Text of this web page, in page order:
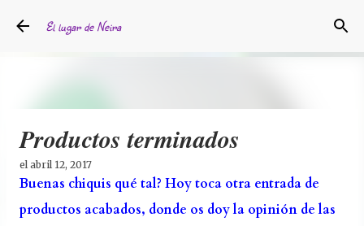
El lugar de Neira
Productos terminados
el abril 12, 2017
Buenas chiquis qué tal? Hoy toca otra entrada de
productos acabados, donde os doy la opinión de las